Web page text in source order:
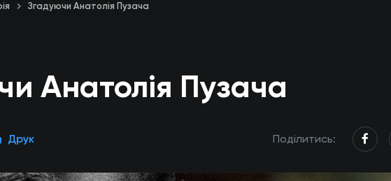
Згадуючи Анатолія Пузача
Анатолія Пузача
Друк Поділитись: